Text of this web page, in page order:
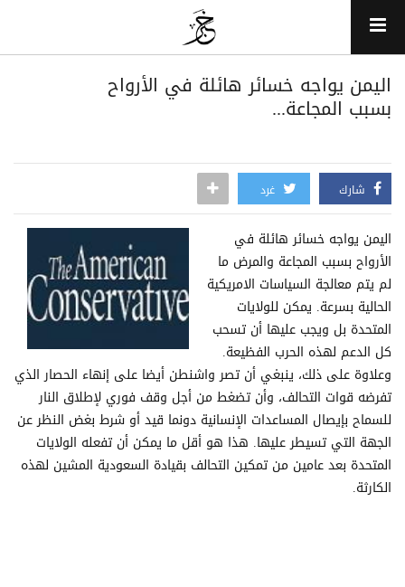
اليمن يواجه خسائر هائلة في الأرواح
بسبب المجاعة...
شارك غرد
اليمن يواجه خسائر هائلة في
الأرواح بسبب المجاعة والمرض ما
لم يتم معالجة السياسات الامريكية
الحالية بسرعة. يمكن للولايات
المتحدة بل ويجب عليها أن تسحب
كل الدعم لهذه الحرب الفظيعة.
وعلاوة على ذلك، ينبغي أن تصر واشنطن أيضا على إنهاء الحصار الذي
تفرضه قوات التحالف، وأن تضغط من أجل وقف فوري لإطلاق النار
للسماح بإيصال المساعدات الإنسانية دونما قيد أو شرط بغض النظر عن
الجهة التي تسيطر عليها. هذا هو أقل ما يمكن أن تفعله الولايات
المتحدة بعد عامين من تمكين التحالف بقيادة السعودية المشين لهذه
الكارثة.